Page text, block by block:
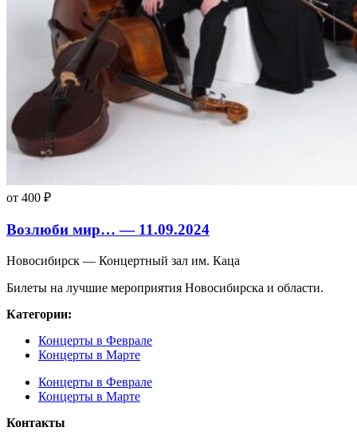
от 400 ₽
Возлюби мир… — 11.09.2024
Новосибирск — Концертный зал им. Каца
Билеты на лучшие мероприятия Новосибирска и области.
Категории:
Концерты в Феврале
Концерты в Марте
Концерты в Феврале
Концерты в Марте
Контакты